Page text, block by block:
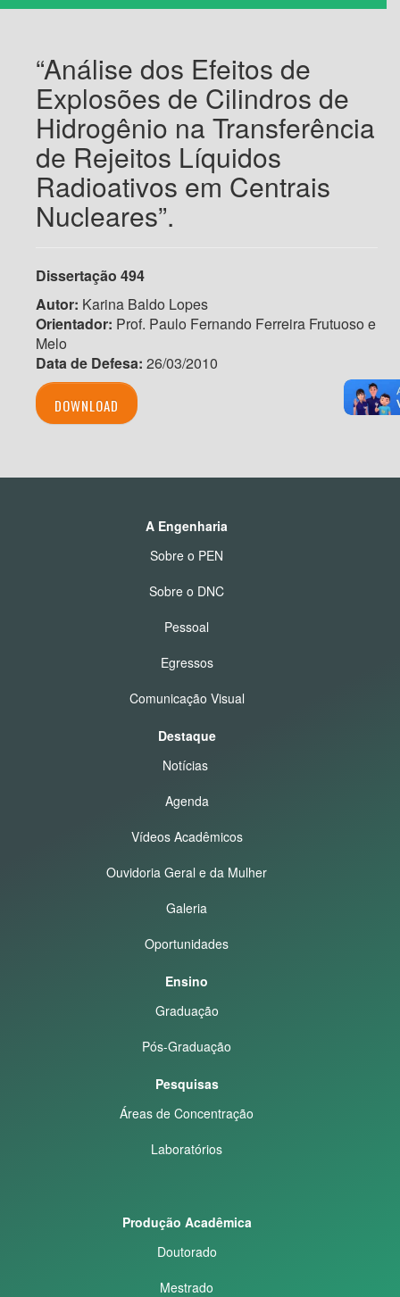
“Análise dos Efeitos de
Explosões de Cilindros de
Hidrogênio na Transferência
de Rejeitos Líquidos
Radioativos em Centrais
Nucleares”.
Dissertação 494
Autor: Karina Baldo Lopes
Orientador: Prof. Paulo Fernando Ferreira Frutuoso e
Melo
Data de Defesa: 26/03/2010
DOWNLOAD
A Engenharia
Sobre o PEN
Sobre o DNC
Pessoal
Egressos
Comunicação Visual
Destaque
Notícias
Agenda
Vídeos Acadêmicos
Ouvidoria Geral e da Mulher
Galeria
Oportunidades
Ensino
Graduação
Pós-Graduação
Pesquisas
Áreas de Concentração
Laboratórios
Produção Acadêmica
Doutorado
Mestrado